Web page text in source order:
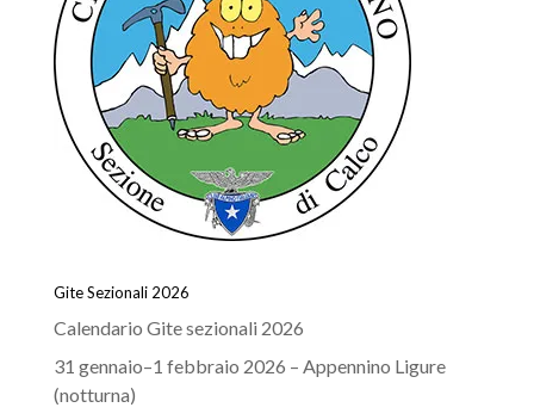
Gite Sezionali 2026
Calendario Gite sezionali 2026
31 gennaio–1 febbraio 2026 – Appennino Ligure
(notturna)